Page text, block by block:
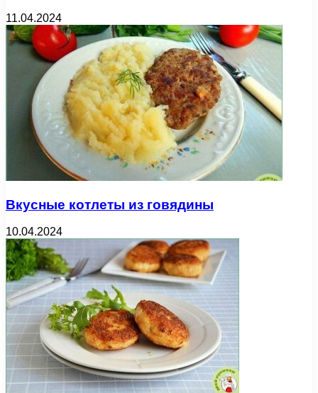
11.04.2024
Вкусные котлеты из говядины
10.04.2024